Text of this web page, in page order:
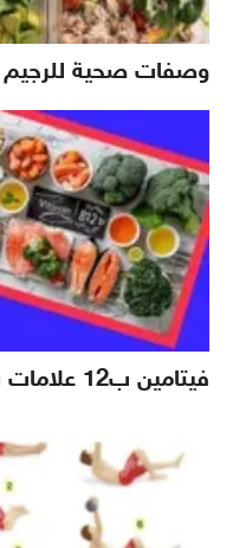
وصفات صحية للرجيم
فيتامين ب12 علامات نقص فيتامين ب12